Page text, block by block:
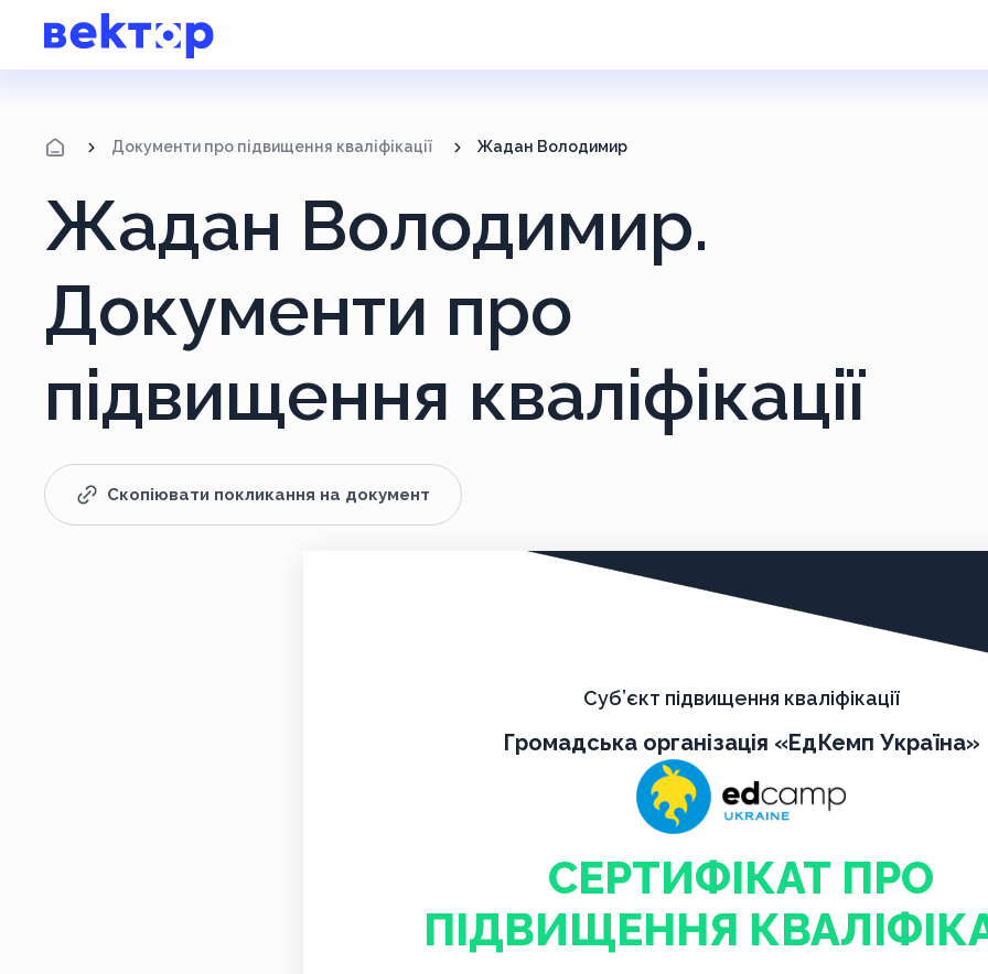
Документи про підвищення кваліфікації Жадан Володимир
Жадан Володимир.
Документи про
підвищення кваліфікації
Скопіювати покликання на документ
Суб’єкт підвищення кваліфікації
Громадська організація «ЕдКемп Україна»
СЕРТИФІКАТ ПРО
ПІДВИЩЕННЯ